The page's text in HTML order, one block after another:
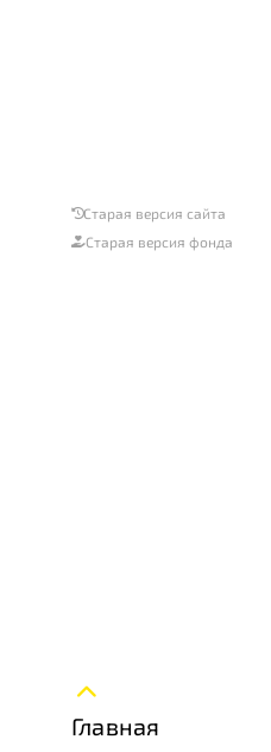
Старая версия сайта
Старая версия фонда
Главная